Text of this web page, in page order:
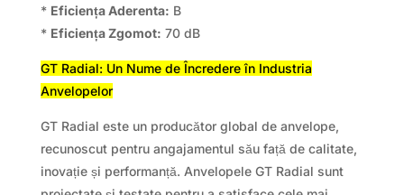
* Eficiența Aderenta: B
* Eficiența Zgomot: 70 dB
GT Radial: Un Nume de Încredere în Industria
Anvelopelor
GT Radial este un producător global de anvelope,
recunoscut pentru angajamentul său față de calitate,
inovație și performanță. Anvelopele GT Radial sunt